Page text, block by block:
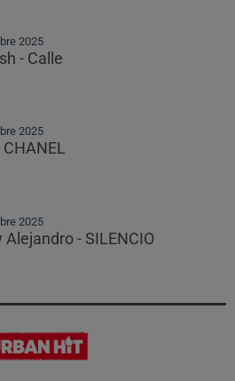
2025
- Calle
2025
CHANEL
2025
Alejandro - SILENCIO